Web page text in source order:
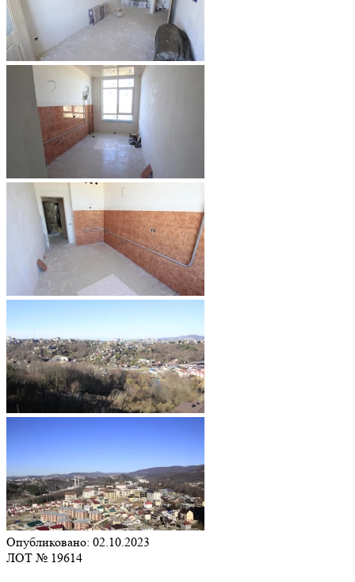
Опубликовано: 02.10.2023
ЛОТ № 19614